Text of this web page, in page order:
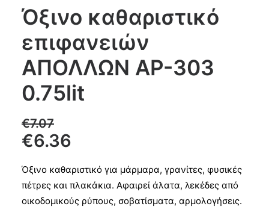
Products
search
CART
Όξινο καθαριστικό
επιφανειών
ΑΠΟΛΛΩΝ AP-303
0.75lit
€7.07
€6.36
Όξινο καθαριστικό για μάρμαρα, γρανίτες, φυσικές
πέτρες και πλακάκια. Αφαιρεί άλατα, λεκέδες από
οικοδομικούς ρύπους, σοβατίσματα, αρμολογήσεις.